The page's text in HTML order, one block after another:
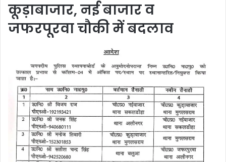
कूड़ाबाजार, नई बाजार व
जफरपूरवा चौकी में बदलाव